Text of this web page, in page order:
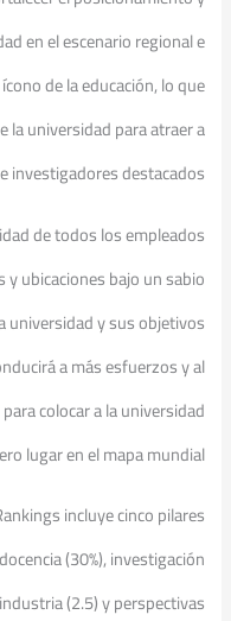
en el escenario regional e
de la educación, lo que
la universidad para atraer a
investigadores destacados.
de todos los empleados
ubicaciones bajo un sabio
universidad y sus objetivos
a más esfuerzos y al
colocar a la universidad
lugar en el mapa mundial.
incluye cinco pilares
(30%), investigación
(2.5) y perspectivas